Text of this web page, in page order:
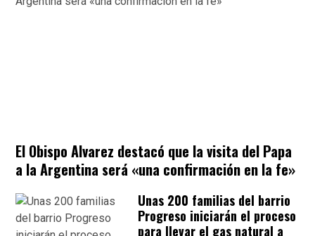
El Obispo Alvarez destacó que la visita del Papa
a la Argentina será «una confirmación en la fe»
Unas 200 familias del barrio
Progreso iniciarán el proceso
para llevar el gas natural a